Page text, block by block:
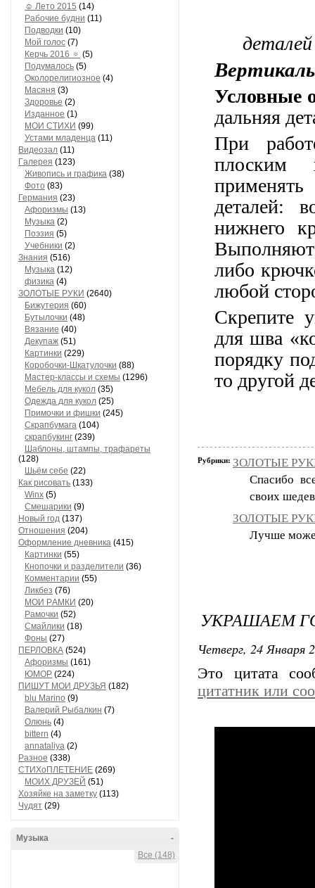
☺ Лето 2015 (14)
Рабочие будни (11)
Подводки (10)
Мой голос (7)
Керчь 2016 🔅 (5)
Подумалось (5)
Околорелигиозное (4)
Масяня (3)
Здоровье (2)
Изданное (1)
МОИ СТИХИ (99)
Устами младенца (11)
Видеозал (11)
Гaлерея (123)
Живопись и грaфикa (38)
Фото (83)
Гермaния (23)
Aфоризмы (13)
Музыкa (2)
Поэзия (5)
Учебники (2)
Знания (516)
Музыкa (12)
физика (4)
ЗОЛОТЫЕ РУКИ (2640)
Бижутерия (60)
Бутылочки (48)
Вязaние (40)
Декупaж (51)
Кaртинки (229)
Коробочки-Шкатулочки (88)
Мастер-классы и схемы (1296)
Мебель для кукол (35)
Одеждa для кукол (25)
Примочки и фишки (245)
Скрaпбумaгa (104)
скрапбукинг (239)
Шaблоны, штaмпы, трaфaреты
(128)
Шьём себе (22)
Как рисовать (133)
Winx (5)
Смешарики (9)
Новый год (137)
Отношения (204)
Оформление дневника (415)
Кaртинки (55)
Кнопочки и рaзделители (36)
Комментaрии (55)
Ликбез (76)
МОИ РAМКИ (20)
Рaмочки (52)
Смaйлики (18)
Фоны (27)
ПЕРЛОВКА (524)
Aфоризмы (161)
ЮМОР (224)
ПИШУТ МОИ ДРУЗЬЯ (182)
blu Marino (9)
Валерий Рыбалкин (7)
Олюнь (4)
bittern (4)
annataliya (2)
Разное (338)
СТИХоПЛЕТЕНИЕ (269)
МОИХ ДРУЗЕЙ (51)
Хозяйке на заметку (113)
Чудят (29)
-
Музыка
Все (148)
Условные
дальняя
При
плоским
деталей:
нижнего
либо
любой
Скрепите
для шва
порядку
то другой
Рубрики: ЗОЛОТЫЕ
Спасибо
своих
ЗОЛОТЫЕ
Лучше
УКРАШАЕМ
Четверг, 24 Января
Это цитата
цитатник или